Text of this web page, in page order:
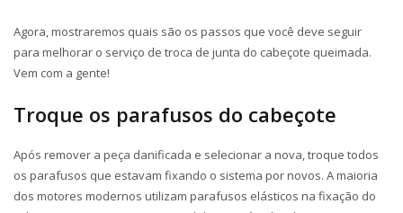
Agora, mostraremos quais são os passos que você deve seguir
para melhorar o serviço de troca de junta do cabeçote queimada.
Vem com a gente!
Troque os parafusos do cabeçote
Após remover a peça danificada e selecionar a nova, troque todos
os parafusos que estavam fixando o sistema por novos. A maioria
dos motores modernos utilizam parafusos elásticos na fixação do